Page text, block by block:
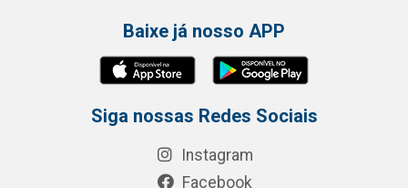
Baixe já nosso APP
Siga nossas Redes Sociais
Instagram
Facebook